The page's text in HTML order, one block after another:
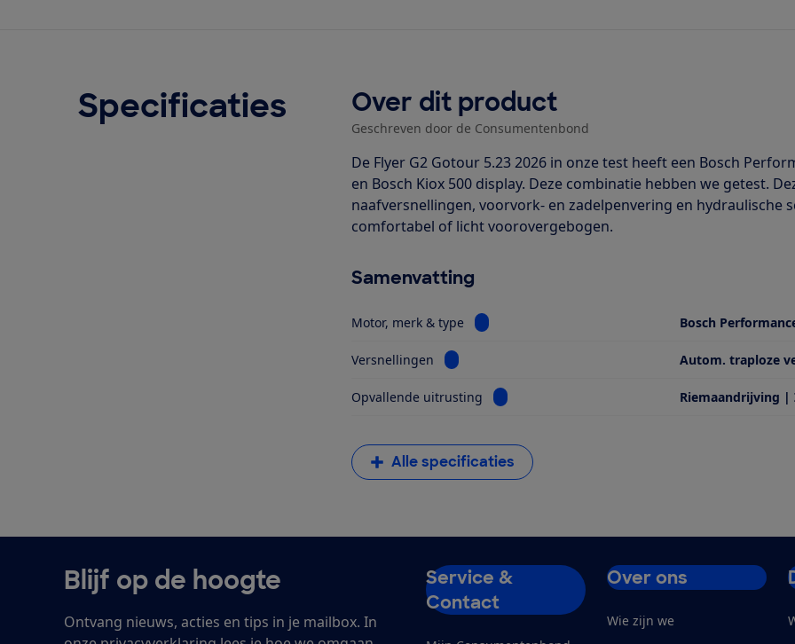
Specificaties Over dit product
Geschreven door de Consumentenbond
De Flyer G2 Gotour 5.23 2026 in onze test heeft een Bosch
en Bosch Kiox 500 display. Deze combinatie hebben we getest.
naafversnellingen, voorvork- en zadelpenvering en hydraulische
comfortabel of licht voorovergebogen.
Samenvatting
Motor, merk & type Bekijk informatie voor Motor, merk & type
Bosch
Versnellingen Bekijk informatie voor Versnellingen Autom. traploze
Opvallende uitrusting Bekijk informatie voor Opvallende uitrusting
Riemaandrijving |
Alle specificaties
Blijf op de hoogte
Ontvang nieuws, acties en tips in je mailbox. In
Service &
Contact
Over ons
Wie zijn we